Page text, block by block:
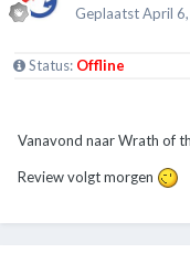
GeplaatstApril
Status: Offline
Vanavond naar Wrath of
Review volgt morgen